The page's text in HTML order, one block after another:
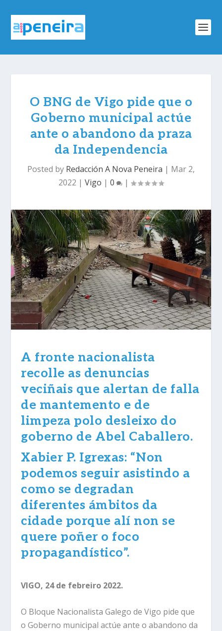
O BNG de Vigo pide que o
Goberno municipal actúe
ante o abandono da praza
da Independencia
Posted by Redacción A Nova Peneira | Mar 2,
2022 | Vigo | 0 |
A fronte nacionalista
recolle as denuncias
veciñais que alertan de falla
de mantemento e de
limpeza polo desleixo do
goberno de Abel Caballero.
Xabier P. Igrexas: “Non
podemos seguir asistindo a
como se degradan
diferentes ámbitos da
cidade porque alí non se
quere poñer o foco
propagandístico”.
VIGO, 24 de febreiro 2022.
O Bloque Nacionalista Galego de Vigo pide que
o Goberno municipal actúe ante o abandono da